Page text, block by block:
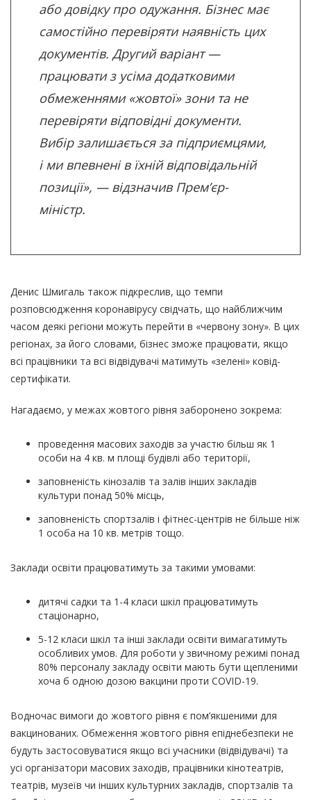
або довідку про одужання. Бізнес має
самостійно перевіряти наявність цих
документів. Другий варіант —
працювати з усіма додатковими
обмеженнями «жовтої» зони та не
перевіряти відповідні документи.
Вибір залишається за підприємцями,
і ми впевнені в їхній відповідальній
позиції», — відзначив Прем’єр-
міністр.
Денис Шмигаль також підкреслив, що темпи
розповсюдження коронавірусу свідчать, що найближчим
часом деякі регіони можуть перейти в «червону зону». В цих
регіонах, за його словами, бізнес зможе працювати, якщо
всі працівники та всі відвідувачі матимуть «зелені» ковід-
сертифікати.
Нагадаємо, у межах жовтого рівня заборонено зокрема:
проведення масових заходів за участю більш як 1
особи на 4 кв. м площі будівлі або території,
заповненість кінозалів та залів інших закладів
культури понад 50% місць,
заповненість спортзалів і фітнес-центрів не більше ніж
1 особа на 10 кв. метрів тощо.
Заклади освіти працюватимуть за такими умовами:
дитячі садки та 1-4 класи шкіл працюватимуть
стаціонарно,
5-12 класи шкіл та інші заклади освіти вимагатимуть
особливих умов. Для роботи у звичному режимі понад
80% персоналу закладу освіти мають бути щепленими
хоча б одною дозою вакцини проти COVID-19.
Водночас вимоги до жовтого рівня є пом’якшеними для
вакцинованих. Обмеження жовтого рівня епіднебезпеки не
будуть застосовуватися якщо всі учасники (відвідувачі) та
усі організатори масових заходів, працівники кінотеатрів,
театрів, музеїв чи інших культурних закладів, спортзалів та